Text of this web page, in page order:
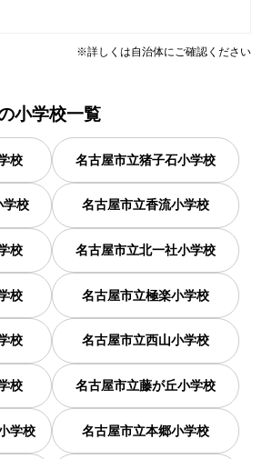
※詳しくは自治体にご確認ください
小学校一覧
校 名古屋市立猪子石小学校
学校 名古屋市立香流小学校
校 名古屋市立北一社小学校
校 名古屋市立極楽小学校
校 名古屋市立西山小学校
校 名古屋市立藤が丘小学校
学校 名古屋市立本郷小学校